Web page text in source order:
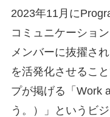
2023年11月に
コミュニケーショ
メンバーに抜擢さ
を活発化させるこ
プが掲げる「Work
う。）」というビ